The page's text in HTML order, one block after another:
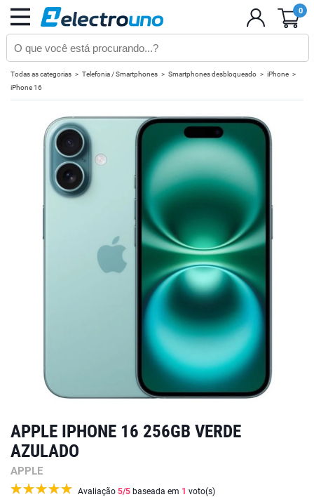
0
Todas as categorias Telefonia / Smartphones Smartphones desbloqueado
iPhone
iPhone 16
APPLE IPHONE 16 256GB VERDE
AZULADO
APPLE
Avaliação 5/5 baseada em 1 voto(s)